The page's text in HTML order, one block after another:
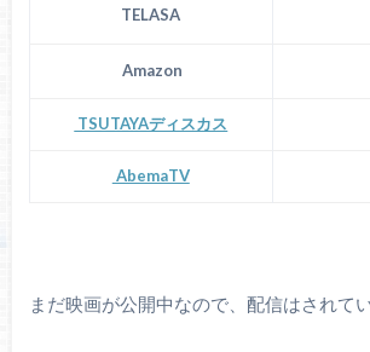
TELASA
Amazon
TSUTAYAディスカス
AbemaTV
まだ映画が公開中なので、配信はされてい